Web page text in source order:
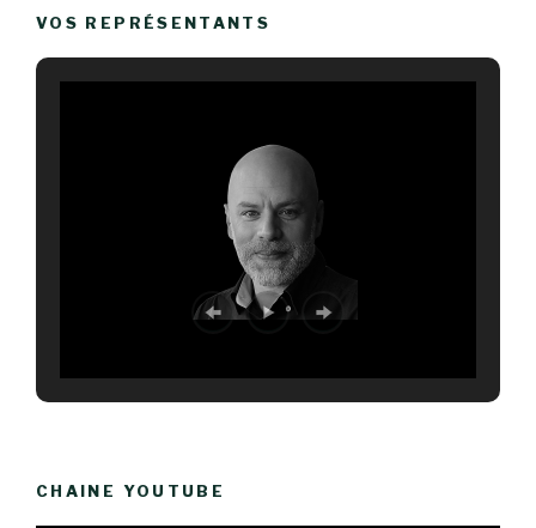
VOS REPRÉSENTANTS
CHAINE YOUTUBE